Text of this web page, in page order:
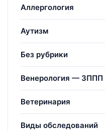
Аллергология
Аутизм
Без рубрики
Венерология — ЗППП
Ветеринария
Виды обследований